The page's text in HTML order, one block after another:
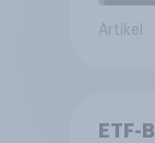
Artikel
ETF-